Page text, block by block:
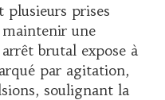
plusieurs prises
une
brutal expose à
par agitation,
soulignant la